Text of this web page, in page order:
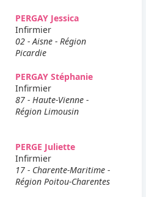
PERGAY Jessica
Infirmier
02 - Aisne - Région
Picardie
PERGAY Stéphanie
Infirmier
87 - Haute-Vienne -
Région Limousin
PERGE Juliette
Infirmier
17 - Charente-Maritime -
Région Poitou-Charentes